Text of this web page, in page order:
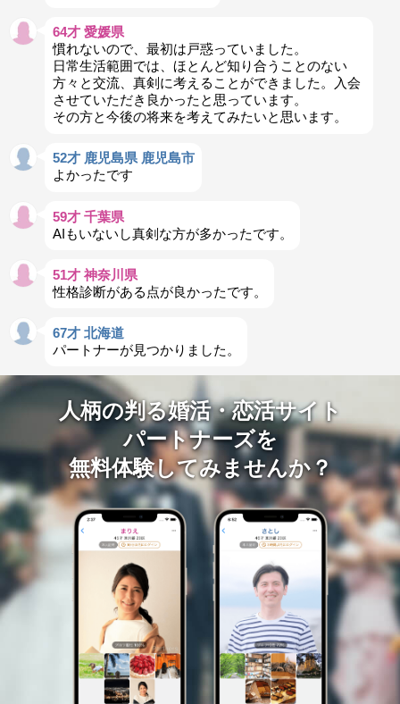
64才 愛媛県
慣れないので、最初は戸惑っていました。
日常生活範囲では、ほとんど知り合うことのない
方々と交流、真剣に考えることができました。入会
させていただき良かったと思っています。
その方と今後の将来を考えてみたいと思います。
52才 鹿児島県 鹿児島市
よかったです
59才 千葉県
AIもいないし真剣な方が多かったです。
51才 神奈川県
性格診断がある点が良かったです。
67才 北海道
パートナーが見つかりました。
人柄の判る婚活・恋活サイト
パートナーズを
無料体験してみませんか？